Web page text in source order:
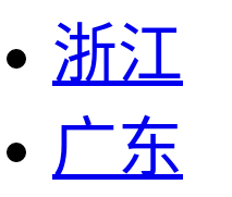
浙江
广东